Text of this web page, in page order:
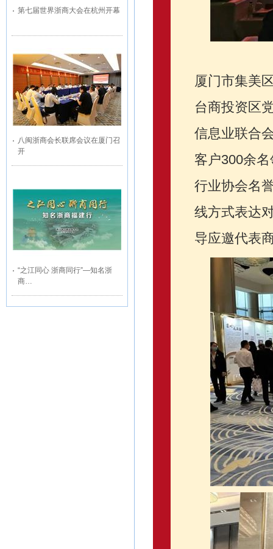
第七届世界浙商大会在杭州开幕
八闽浙商会长联席会议在厦门召
开
“之江同心 浙商同行”—知名浙
商…
厦门市集美
台商投资区
信息业联合
客户300余
行业协会名
线方式表达
导应邀代表